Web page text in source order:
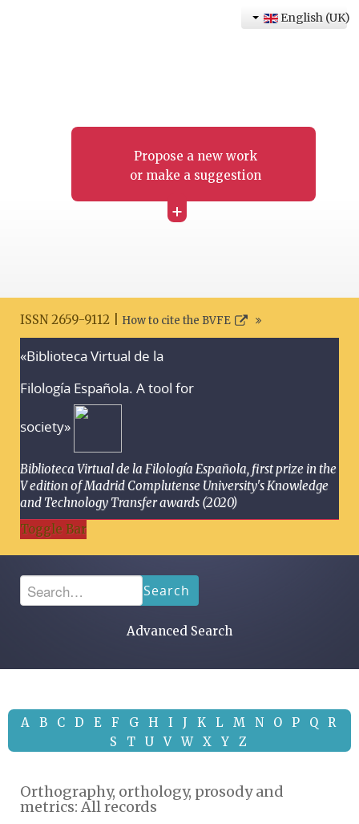
Propose a new work
or make a suggestion
+
English (UK)
ISSN 2659-9112 | How to cite the BVFE
«Biblioteca Virtual de la
Filología Española. A tool for
society»
Biblioteca Virtual de la Filología Española, first prize in the
V edition of Madrid Complutense University's Knowledge
and Technology Transfer awards (2020)
Toggle Bar
Search
Advanced Search
A B C D E F G H I J K L M N O P Q
R
S
T U V W X Y Z
Orthography, orthology, prosody and
metrics: All records